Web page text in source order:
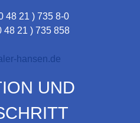
48 21 ) 735 8-0
48 21 ) 735 858
hansen.de
UND